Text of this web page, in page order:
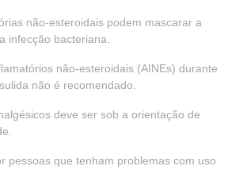
não-esteroidais podem mascarar a
infecção bacteriana.
não-esteroidais (AINEs) durante
não é recomendado.
deve ser sob a orientação de
pessoas que tenham problemas com uso